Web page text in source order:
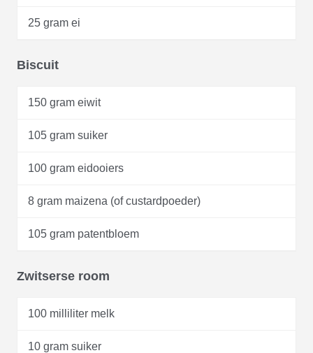
25 gram ei
Biscuit
150 gram eiwit
105 gram suiker
100 gram eidooiers
8 gram maizena (of custardpoeder)
105 gram patentbloem
Zwitserse room
100 milliliter melk
10 gram suiker